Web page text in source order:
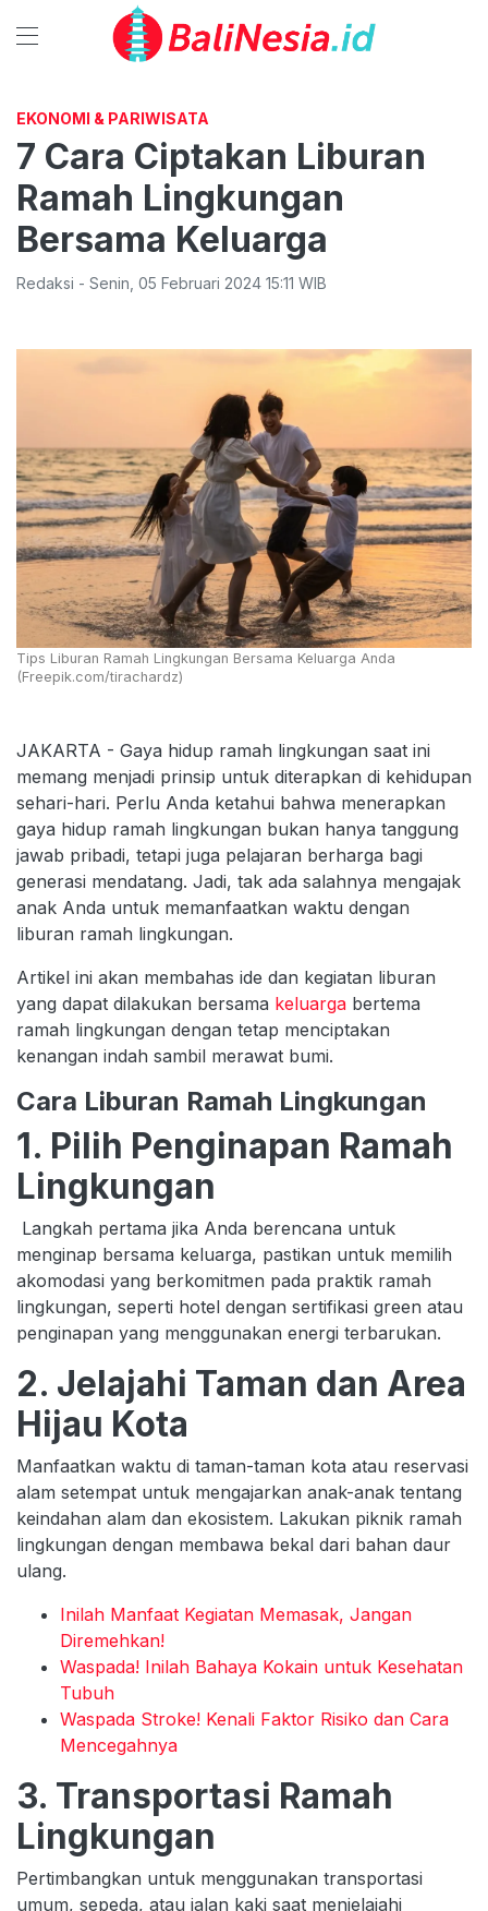
EKONOMI & PARIWISATA
7 Cara Ciptakan Liburan
Ramah Lingkungan
Bersama Keluarga
Redaksi - Senin 05 Februari 2024 15:11 WIB
Tips Liburan Ramah Lingkungan Bersama Keluarga Anda
(Freepik.com/tirachardz)
JAKARTA - Gaya hidup ramah lingkungan saat ini
memang menjadi prinsip untuk diterapkan di kehidupan
sehari-hari. Perlu Anda ketahui bahwa menerapkan
gaya hidup ramah lingkungan bukan hanya tanggung
jawab pribadi, tetapi juga pelajaran berharga bagi
generasi mendatang. Jadi, tak ada salahnya mengajak
anak Anda untuk memanfaatkan waktu dengan
liburan ramah lingkungan.
Artikel ini akan membahas ide dan kegiatan liburan
yang dapat dilakukan bersama keluarga bertema
ramah lingkungan dengan tetap menciptakan
kenangan indah sambil merawat bumi.
Cara Liburan Ramah Lingkungan
1. Pilih Penginapan Ramah
Lingkungan
Langkah pertama jika Anda berencana untuk
menginap bersama keluarga, pastikan untuk memilih
akomodasi yang berkomitmen pada praktik ramah
lingkungan, seperti hotel dengan sertifikasi green atau
penginapan yang menggunakan energi terbarukan.
2. Jelajahi Taman dan Area
Hijau Kota
Manfaatkan waktu di taman-taman kota atau reservasi
alam setempat untuk mengajarkan anak-anak tentang
keindahan alam dan ekosistem. Lakukan piknik ramah
lingkungan dengan membawa bekal dari bahan daur
ulang.
Inilah Manfaat Kegiatan Memasak, Jangan
Diremehkan!
Waspada! Inilah Bahaya Kokain untuk Kesehatan
Tubuh
Waspada Stroke! Kenali Faktor Risiko dan Cara
Mencegahnya
3. Transportasi Ramah
Lingkungan
Pertimbangkan untuk menggunakan transportasi
umum, sepeda, atau jalan kaki saat menjelajahi